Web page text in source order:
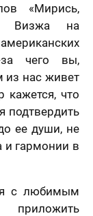
«Мирись,
Визжа на
за чего вы,
из нас живет
кажется, что
подтвердить
ее души, не
и гармонии в
с любимым